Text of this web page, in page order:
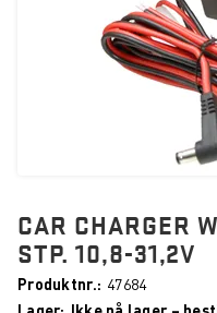
CAR CHARGER
STP. 10,8-31,2V
Produktnr.
47684